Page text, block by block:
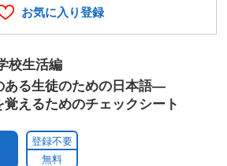
校生活編
る生徒のための日本語―
えるためのチェックシート
登録不要
無料
お気に入り登録